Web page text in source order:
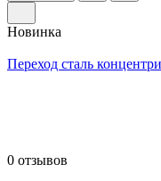
Новинка
Переход сталь
0 отзывов